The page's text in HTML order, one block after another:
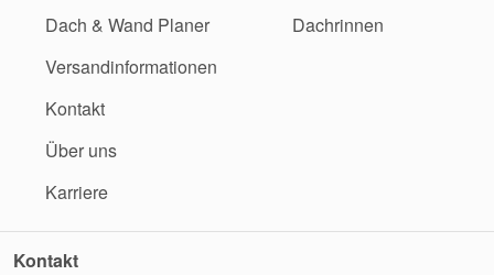
Dach & Wand Planer
Versandinformationen
Kontakt
Über uns
Karriere
Dachrinnen
Kontakt